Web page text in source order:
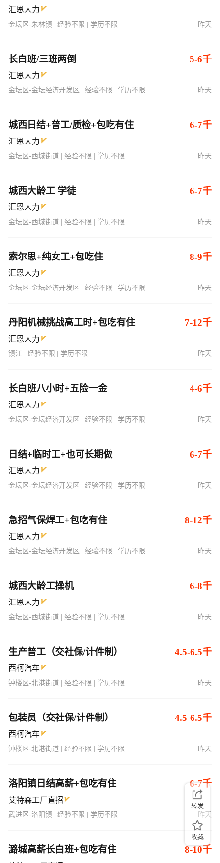
汇恩人力
金坛区-朱林镇 | 经验不限 | 学历不限 昨天
长白班/三班两倒 5-6千
汇恩人力
金坛区-金坛经济开发区 | 经验不限 | 学历不限 昨天
城西日结+普工/质检+包吃有住 6-7千
汇恩人力
金坛区-西城街道 | 经验不限 | 学历不限 昨天
城西大龄工 学徒 6-7千
汇恩人力
金坛区-西城街道 | 经验不限 | 学历不限 昨天
索尔思+纯女工+包吃住 8-9千
汇恩人力
金坛区-金坛经济开发区 | 经验不限 | 学历不限 昨天
丹阳机械挑战高工时+包吃有住 7-12千
汇恩人力
镇江 | 经验不限 | 学历不限 昨天
长白班八小时+五险一金 4-6千
汇恩人力
金坛区-金坛经济开发区 | 经验不限 | 学历不限 昨天
日结+临时工+也可长期做 6-7千
汇恩人力
金坛区-金坛经济开发区 | 经验不限 | 学历不限 昨天
急招气保焊工+包吃有住 8-12千
汇恩人力
金坛区-金坛经济开发区 | 经验不限 | 学历不限 昨天
城西大龄工操机 6-8千
汇恩人力
金坛区-西城街道 | 经验不限 | 学历不限 昨天
生产普工（交社保/计件制） 4.5-6.5千
西柯汽车
钟楼区-北港街道 | 经验不限 | 学历不限 昨天
包装员（交社保/计件制） 4.5-6.5千
西柯汽车
钟楼区-北港街道 | 经验不限 | 学历不限 昨天
洛阳镇日结高薪+包吃有住 6-7千
艾特森工厂直招
武进区-洛阳镇 | 经验不限 | 学历不限 昨天
潞城高薪长白班+包吃有住 8-10千
转发
收藏